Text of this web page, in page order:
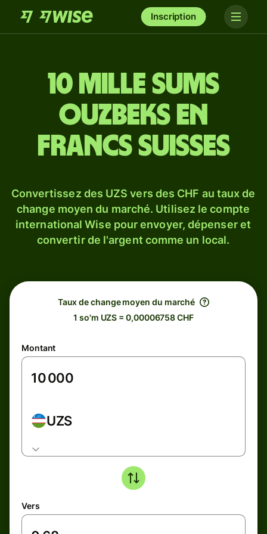
Inscription
10 mille sums
ouzbeks en
francs suisses
Convertissez des UZS vers des CHF au taux de
change moyen du marché. Utilisez le compte
international Wise pour envoyer, dépenser et
convertir de l'argent comme un local.
Taux de change moyen du marché
1 so'm UZS = 0,00006758 CHF
Montant
UZS
Vers